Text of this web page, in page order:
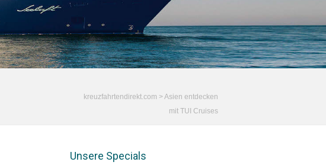
kreuzfahrtendirekt.com >Asien entdecken
mit TUI Cruises
Unsere Specials